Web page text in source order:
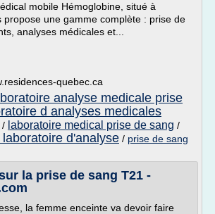
mobile Hémoglobine, situé à
propose une gamme complète : prise de
analyses médicales et...
quebec.ca
analyse medicale prise
d analyses medicales
/ laboratoire medical prise de sang /
d'analyse / prise de sang
la prise de sang T21 -
la femme enceinte va devoir faire